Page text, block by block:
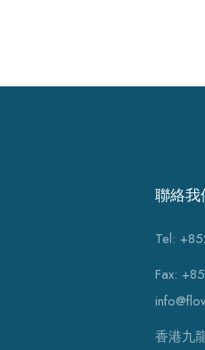
聯絡我
Tel:
Fax:
香港九